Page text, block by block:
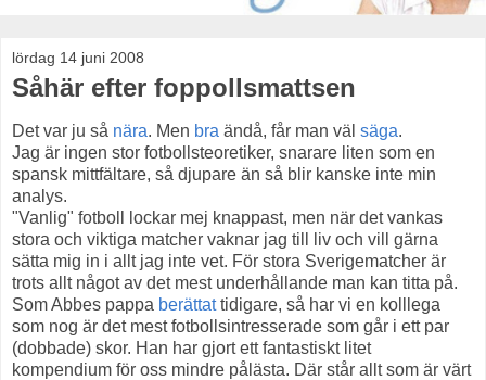
lördag 14 juni 2008
Såhär efter foppollsmattsen
Det var ju så nära. Men bra ändå, får man väl säga.
Jag är ingen stor fotbollsteoretiker, snarare liten som en
spansk mittfältare, så djupare än så blir kanske inte min
analys.
"Vanlig" fotboll lockar mej knappast, men när det vankas
stora och viktiga matcher vaknar jag till liv och vill gärna
sätta mig in i allt jag inte vet. För stora Sverigematcher är
trots allt något av det mest underhållande man kan titta på.
Som Abbes pappa berättattidigare, så har vi en kolllega
som nog är det mest fotbollsintresserade som går i ett par
(dobbade) skor. Han har gjort ett fantastiskt litet
kompendium för oss mindre pålästa. Där står allt som är värt